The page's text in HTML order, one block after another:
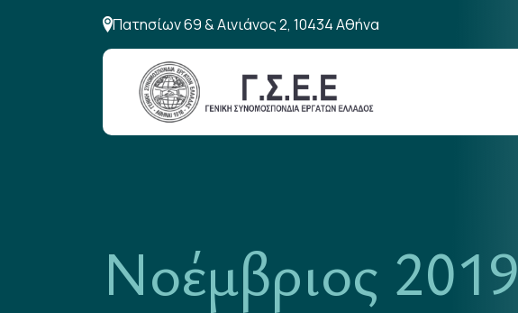
Πατησίων 69 & Αινιάνος 2, 10434 Αθήνα
Νοέμβριος 2019